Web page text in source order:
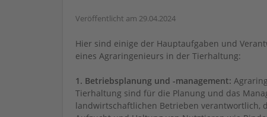
Veröffentlicht am 29.04.2024
Hier sind einige der Hauptaufgaben und
eines Agraringenieurs in der Tierhaltung:
1. Betriebsplanung und -management:
Tierhaltung sind für die Planung und das
landwirtschaftlichen Betrieben verantwortlich,